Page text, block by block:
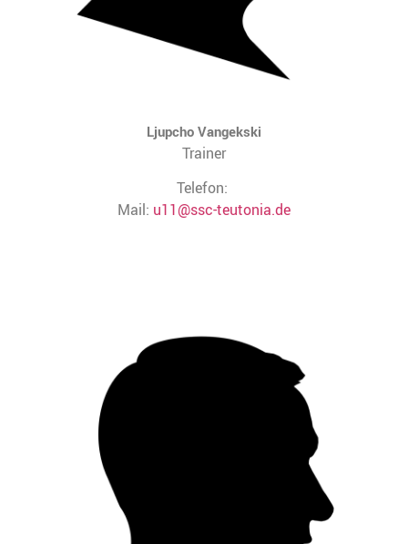
Ljupcho Vangekski
Trainer
Telefon:
Mail: u11@ssc-teutonia.de